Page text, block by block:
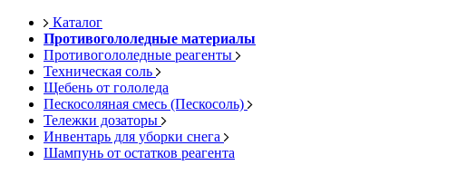
Каталог
Противогололедные материалы
Противогололедные реагенты
Техническая соль
Щебень от гололеда
Пескосоляная смесь (Пескосоль)
Тележки дозаторы
Инвентарь для уборки снега
Шампунь от остатков реагента